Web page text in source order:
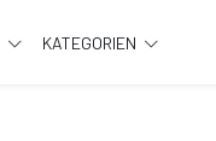
KATEGORIEN